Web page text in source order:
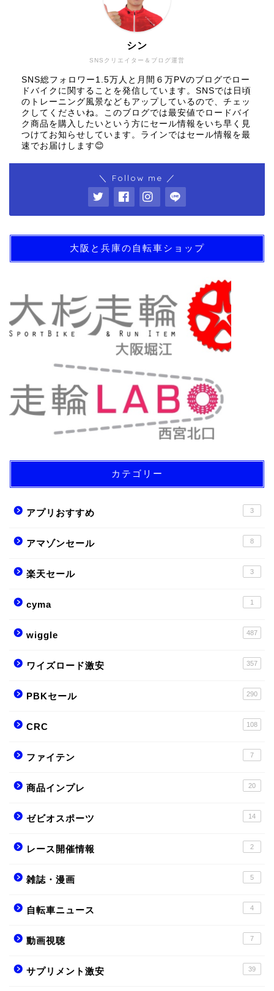
SNSクリエイター＆ブログ運営
シン
SNS総フォロワー1.5万人と月間６万PVのブログでロー
ドバイクに関することを発信しています。SNSでは日頃
のトレーニング風景などもアップしているので、チェッ
クしてくださいね。このブログでは最安値でロードバイ
ク商品を購入したいという方にセール情報をいち早く見
つけてお知らせしています。ラインではセール情報を最
速でお届けします😊
＼ Follow me ／
大阪と兵庫の自転車ショップ
カテゴリー
アプリおすすめ 3
アマゾンセール 8
楽天セール 3
cyma 1
wiggle 487
ワイズロード激安 357
PBKセール 290
CRC 108
ファイテン 7
商品インプレ 20
ゼビオスポーツ 14
レース開催情報 2
雑誌・漫画 5
自転車ニュース 4
動画視聴 7
サプリメント激安 39